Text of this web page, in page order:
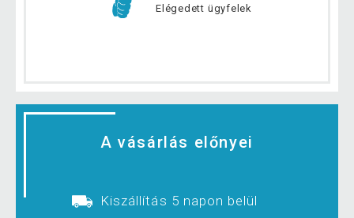
Elégedett ügyfelek
A vásárlás előnyei
Kiszállítás 5 napon belül